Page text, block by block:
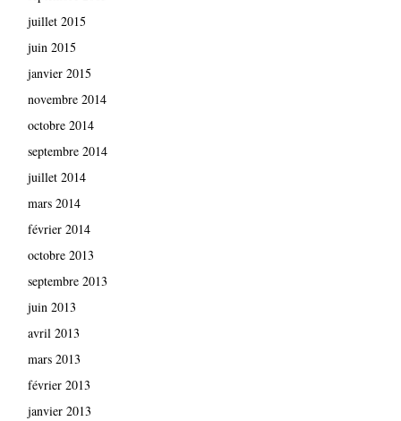
juillet 2015
juin 2015
janvier 2015
novembre 2014
octobre 2014
septembre 2014
juillet 2014
mars 2014
février 2014
octobre 2013
septembre 2013
juin 2013
avril 2013
mars 2013
février 2013
janvier 2013